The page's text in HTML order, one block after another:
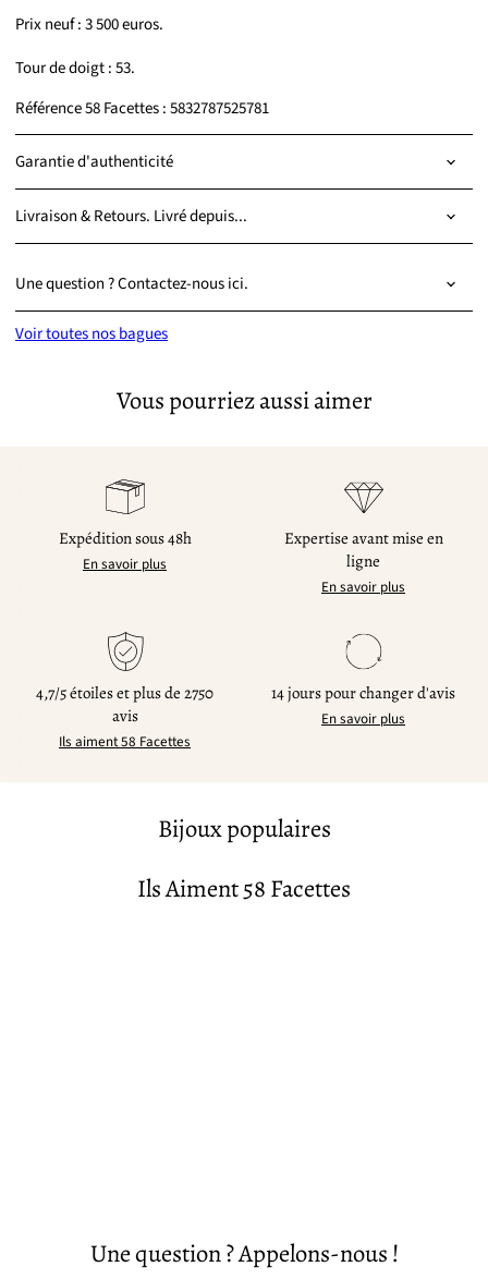
Prix neuf : 3 500 euros.
Tour de doigt : 53.
Référence 58 Facettes : 5832787525781
Garantie d'authenticité
Livraison & Retours. Livré depuis...
Une question ? Contactez-nous ici.
Voir toutes nos bagues
Vous pourriez aussi aimer
Expédition sous 48h
En savoir plus
Expertise avant mise en
ligne
En savoir plus
4,7/5 étoiles et plus de 2750
avis
Ils aiment 58 Facettes
14 jours pour changer d'avis
En savoir plus
Bijoux populaires
Ils Aiment 58 Facettes
Une question ? Appelons-nous !